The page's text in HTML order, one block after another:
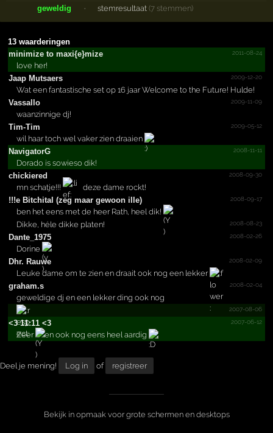
geweldig
· stemresultaat (7 stemmen)
13 waarderingen
minimize to maxi{e}mize
2011-08-24
love her!
Jaap Mutsaers
2009-12-20
Wat een fantastische set op 16 jaar Welcome to the Future! Hulde!
Vassallo
2009-11-09
waanzinnige dj!
Tim-Tim
2009-05-12
wil haar toch wel vaker zien draaien
NavigatorG
2008-11-11
Dorado is sowieso dik!
chickiered
2008-09-30
mn schatje!!!
deze dame rockt!
!!!­e Bitchital (zeg maar gewoon ille)
2008-09-17
ben het eens met de heer Rath, heel dik!
2008-08-23
Dikke, héle dikke platen!
Dante_1975
2008-02-26
Dorine
Dhr. Rauwe
2008-02-09
Leuke dame om te zien en draait ook nog een lekker
graham.s
2008-02-04
geweldige dj en een lekker ding ook nog
2007-08-06
<3 11:11 <3 2007-06-12
Zeer en ook nog eens heel aardig
Deel je mening! Log in of registreer
Bekijk in opmaak voor grote schermen en desktops